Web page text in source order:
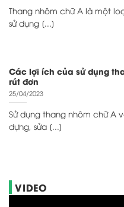
Thang nhôm chữ A là một
sử dụng [...]
Các lợi ích của sử dụng
rút đơn
25/04/2023
Sử dụng thang nhôm chữ A
dựng, sửa [...]
VIDEO